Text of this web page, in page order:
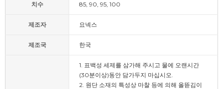
치수 85, 90, 95, 100
제조자 요넥스
제조국 한국
1. 표백성 세제를 삼가해 주시고 물에 오랜시간
(30분이상)동안 담가두지 마십시오.
2. 원단 소재의 특성상 마찰 등에 의해 올뜯김이